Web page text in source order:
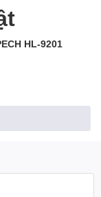
HL-9201
lên tới 2KΩ